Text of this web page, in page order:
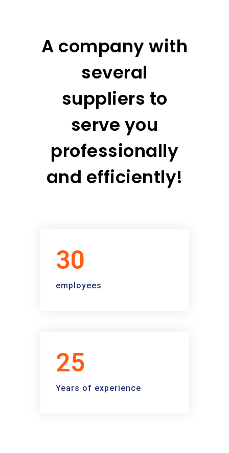
A company with
several
suppliers to
serve you
professionally
and efficiently!
30
employees
25
Years of experience